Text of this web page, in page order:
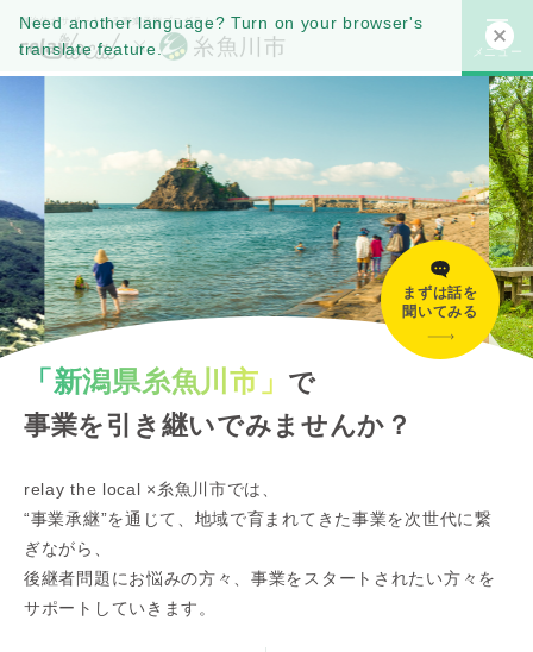
Need another language? Turn on your browser's
translate feature.
メニュー
まずは話を
聞いてみる
「新潟県糸魚川市」 で
事業を引き継いでみませんか？
relay the local ×糸魚川市では、
“事業承継”を通じて、地域で育まれてきた事業を次世代に繋
ぎながら、
後継者問題にお悩みの方々、事業をスタートされたい方々を
サポートしていきます。